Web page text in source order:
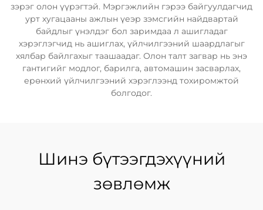
зэрэг олон үүрэгтэй. Мэргэжлийн гэрээ байгуулдагчид
урт хугацааны ажлын үеэр зэмсгийн найдвартай
байдлыг үнэлдэг бол заримдаа л ашигладаг
хэрэглэгчид нь ашиглах, үйлчилгээний шаардлагыг
хялбар байлгахыг таашаадаг. Олон талт загвар нь энэ
гантигийг модлог, барилга, автомашин засварлах,
ерөнхий үйлчилгээний хэрэглээнд тохиромжтой
болгодог.
Шинэ бүтээгдэхүүний
зөвлөмж